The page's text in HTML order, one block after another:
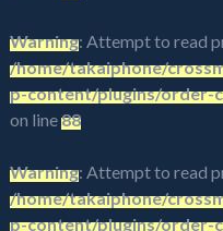
Warning: Attempt to read
/home/takaiphone/
p-content/plugins/order-
on line88
Warning: Attempt to read
/home/takaiphone/
p-content/plugins/order-